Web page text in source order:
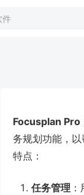
Focusplan Pro
务规划功能，
特点：
任务管理